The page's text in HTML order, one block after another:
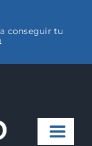
conseguir tu
Toggle